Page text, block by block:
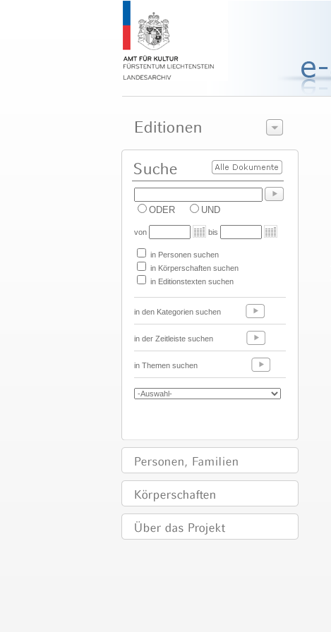
ODER UND
von bis
in Personen suchen
in Körperschaften suchen
in Editionstexten suchen
in den Kategorien suchen
in der Zeitleiste suchen
in Themen suchen